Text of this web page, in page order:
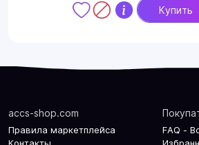
Купить
accs-shop.com
Правила маркетплейса
FAQ -